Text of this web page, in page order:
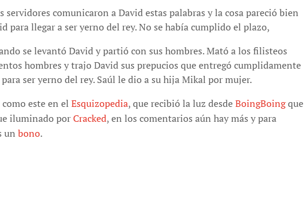
servidores comunicaron a David estas palabras y la cosa pareció bien
para llegar a ser yerno del rey. No se había cumplido el plazo,
se levantó David y partió con sus hombres. Mató a los filisteos
hombres y trajo David sus prepucios que entregó cumplidamente
ser yerno del rey. Saúl le dio a su hija Mikal por mujer.
como este en el Esquizopedia, que recibió la luz desdeBoingBoingque
iluminado porCracked, en los comentarios aún hay más y para
un bono.